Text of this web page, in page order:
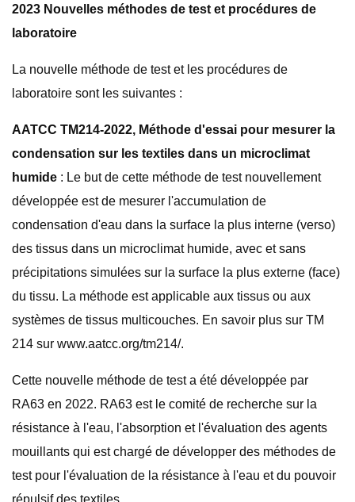
2023 Nouvelles méthodes de test et procédures de
laboratoire
La nouvelle méthode de test et les procédures de
laboratoire sont les suivantes :
AATCC TM214-2022, Méthode d'essai pour mesurer la
condensation sur les textiles dans un microclimat
humide : Le but de cette méthode de test nouvellement
développée est de mesurer l'accumulation de
condensation d'eau dans la surface la plus interne (verso)
des tissus dans un microclimat humide, avec et sans
précipitations simulées sur la surface la plus externe (face)
du tissu. La méthode est applicable aux tissus ou aux
systèmes de tissus multicouches. En savoir plus sur TM
214 sur www.aatcc.org/tm214/.
Cette nouvelle méthode de test a été développée par
RA63 en 2022. RA63 est le comité de recherche sur la
résistance à l'eau, l'absorption et l'évaluation des agents
mouillants qui est chargé de développer des méthodes de
test pour l'évaluation de la résistance à l'eau et du pouvoir
répulsif des textiles.